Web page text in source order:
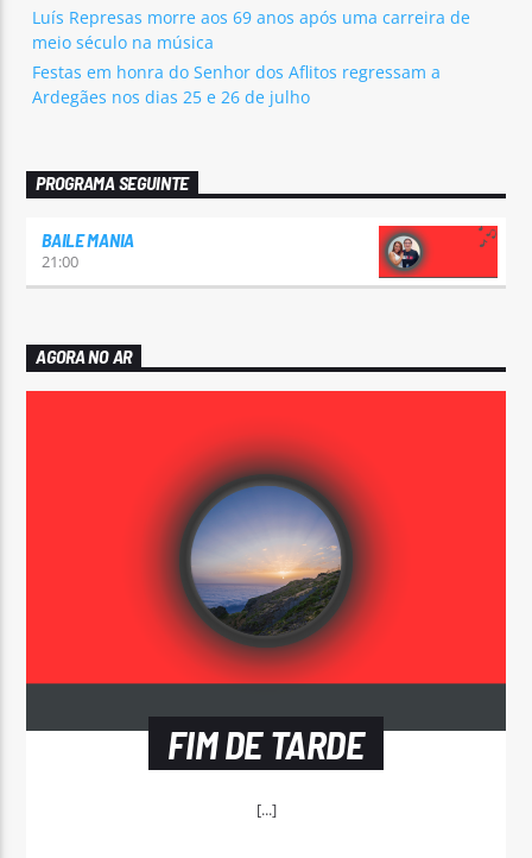
Luís Represas morre aos 69 anos após uma carreira de
meio século na música
Festas em honra do Senhor dos Aflitos regressam a
Ardegães nos dias 25 e 26 de julho
PROGRAMA SEGUINTE
BAILE MANIA
21:00
AGORA NO AR
FIM DE TARDE
[...]